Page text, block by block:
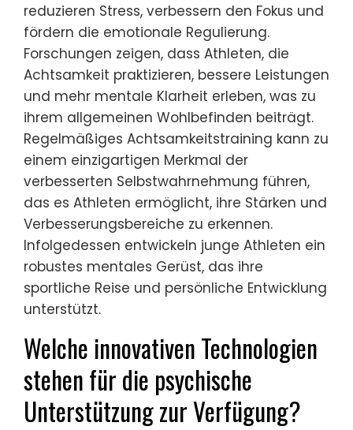
reduzieren Stress, verbessern den Fokus und
fördern die emotionale Regulierung.
Forschungen zeigen, dass Athleten, die
Achtsamkeit praktizieren, bessere Leistungen
und mehr mentale Klarheit erleben, was zu
ihrem allgemeinen Wohlbefinden beiträgt.
Regelmäßiges Achtsamkeitstraining kann zu
einem einzigartigen Merkmal der
verbesserten Selbstwahrnehmung führen,
das es Athleten ermöglicht, ihre Stärken und
Verbesserungsbereiche zu erkennen.
Infolgedessen entwickeln junge Athleten ein
robustes mentales Gerüst, das ihre
sportliche Reise und persönliche Entwicklung
unterstützt.
Welche innovativen Technologien
stehen für die psychische
Unterstützung zur Verfügung?